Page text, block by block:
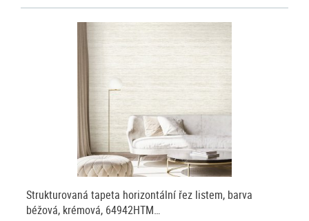
Strukturovaná tapeta horizontální řez listem, barva
béžová, krémová, 64942HTM…